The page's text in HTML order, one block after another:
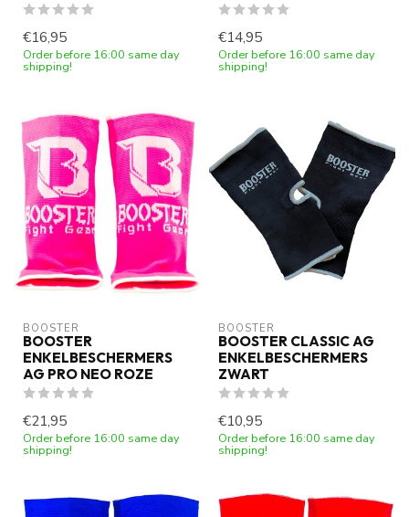
€16,95
Order before 16:00 same day
shipping!
€14,95
Order before 16:00 same day
shipping!
BOOSTER
BOOSTER
ENKELBESCHERMERS
AG PRO NEO ROZE
€21,95
Order before 16:00 same day
shipping!
BOOSTER
BOOSTER CLASSIC AG
ENKELBESCHERMERS
ZWART
€10,95
Order before 16:00 same day
shipping!